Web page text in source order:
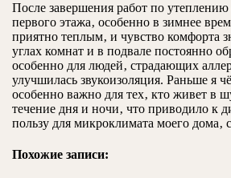
После завершения работ по утеплению
первого этажа‚ особенно в зимнее
приятно теплым‚ и чувство комфорта
углах комнат и в подвале постоянно
особенно для людей‚ страдающих
улучшилась звукоизоляция. Раньше
особенно важно для тех‚ кто живет в
течение дня и ночи‚ что приводило к
пользу для микроклимата моего
Похожие записи: